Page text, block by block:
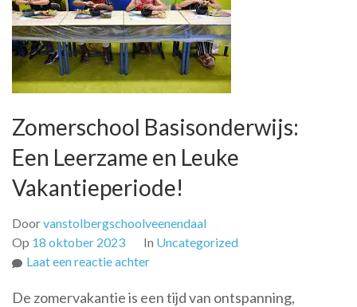
Zomerschool Basisonderwijs:
Een Leerzame en Leuke
Vakantieperiode!
Doorvanstolbergschoolveenendaal
Op 18 oktober 2023 In Uncategorized
Laat een reactie achterop
Basisonderwijs:
De zomervakantie is een tijd van ontspanning,